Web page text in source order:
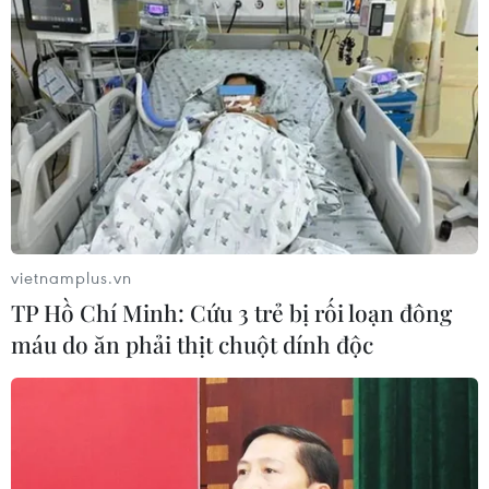
#Quyền riêng tư
vietnamplus.vn
TP Hồ Chí Minh: Cứu 3 trẻ bị rối loạn đông
máu do ăn phải thịt chuột dính độc